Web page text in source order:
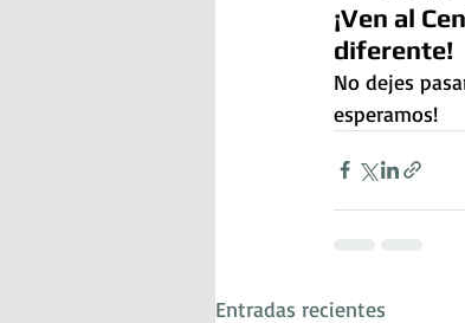
¡Ven al
diferente!
No dejes
esperamos!
Entradas recientes